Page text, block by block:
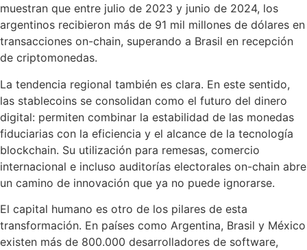
muestran que entre julio de 2023 y junio de 2024, los
argentinos recibieron más de 91 mil millones de dólares en
transacciones on-chain, superando a Brasil en recepción
de criptomonedas.
La tendencia regional también es clara. En este sentido,
las stablecoins se consolidan como el futuro del dinero
digital: permiten combinar la estabilidad de las monedas
fiduciarias con la eficiencia y el alcance de la tecnología
blockchain. Su utilización para remesas, comercio
internacional e incluso auditorías electorales on-chain abre
un camino de innovación que ya no puede ignorarse.
El capital humano es otro de los pilares de esta
transformación. En países como Argentina, Brasil y México
existen más de 800.000 desarrolladores de software,